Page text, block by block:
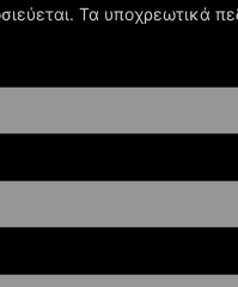
Τα υποχρεωτικά